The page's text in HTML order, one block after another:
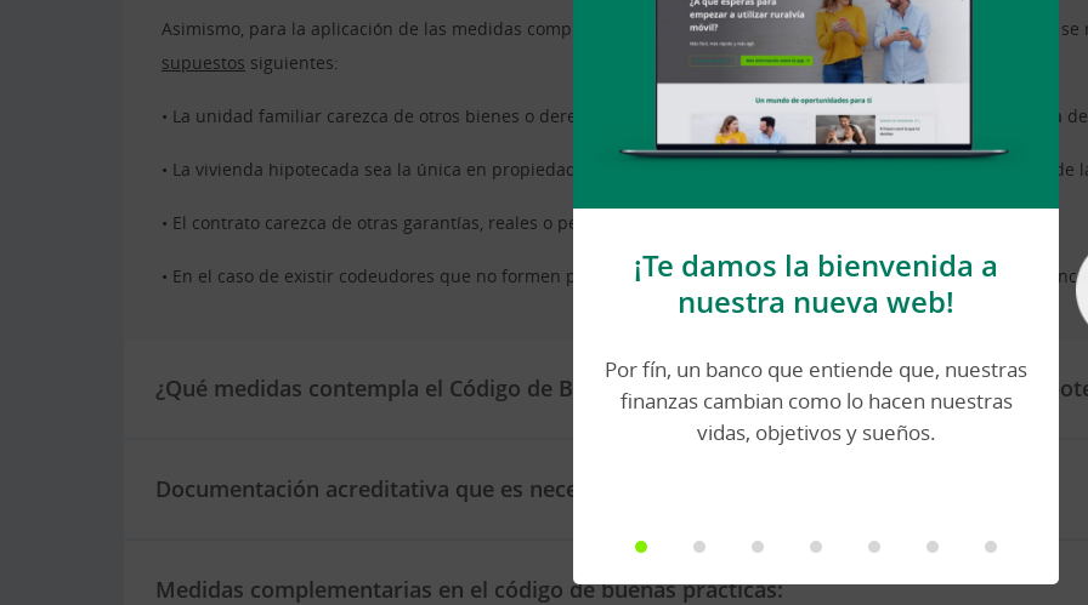
Asimismo, para la aplicación de las medidas complementarias y sustitutivas de la ejecución hipotecaria a que
supuestos siguientes:
• La unidad familiar carezca de otros bienes o derechos patrimoniales suficientes con los que hacer frente a la
• La vivienda hipotecada sea la única en propiedad, y que el préstamo se haya concedido para la adquisición de
• El contrato carezca de otras garantías, reales o personales.
• En el caso de existir codeudores que no formen parte de la unidad familiar, deberán cumplirse las
¿Qué medidas contempla el Código de Buenas Prácticas de protección de deudores
Documentación acreditativa que es necesario aportar:
Medidas complementarias en el código de buenas prácticas:
¡Te damos la bienvenida a
nuestra nueva web!
Por fín, un banco que entiende que, nuestras
finanzas cambian como lo hacen nuestras
vidas, objetivos y sueños.